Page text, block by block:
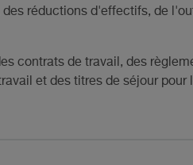
réductions d'effectifs, de
contrats de travail, des
et des titres de séjour